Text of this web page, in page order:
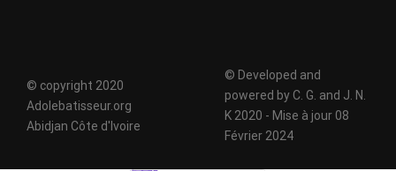
© copyright 2020
Adolebatisseur.org
Abidjan Côte d'Ivoire
© Developed and
powered by C. G. and J. N.
K 2020 - Mise à jour 08
Février 2024